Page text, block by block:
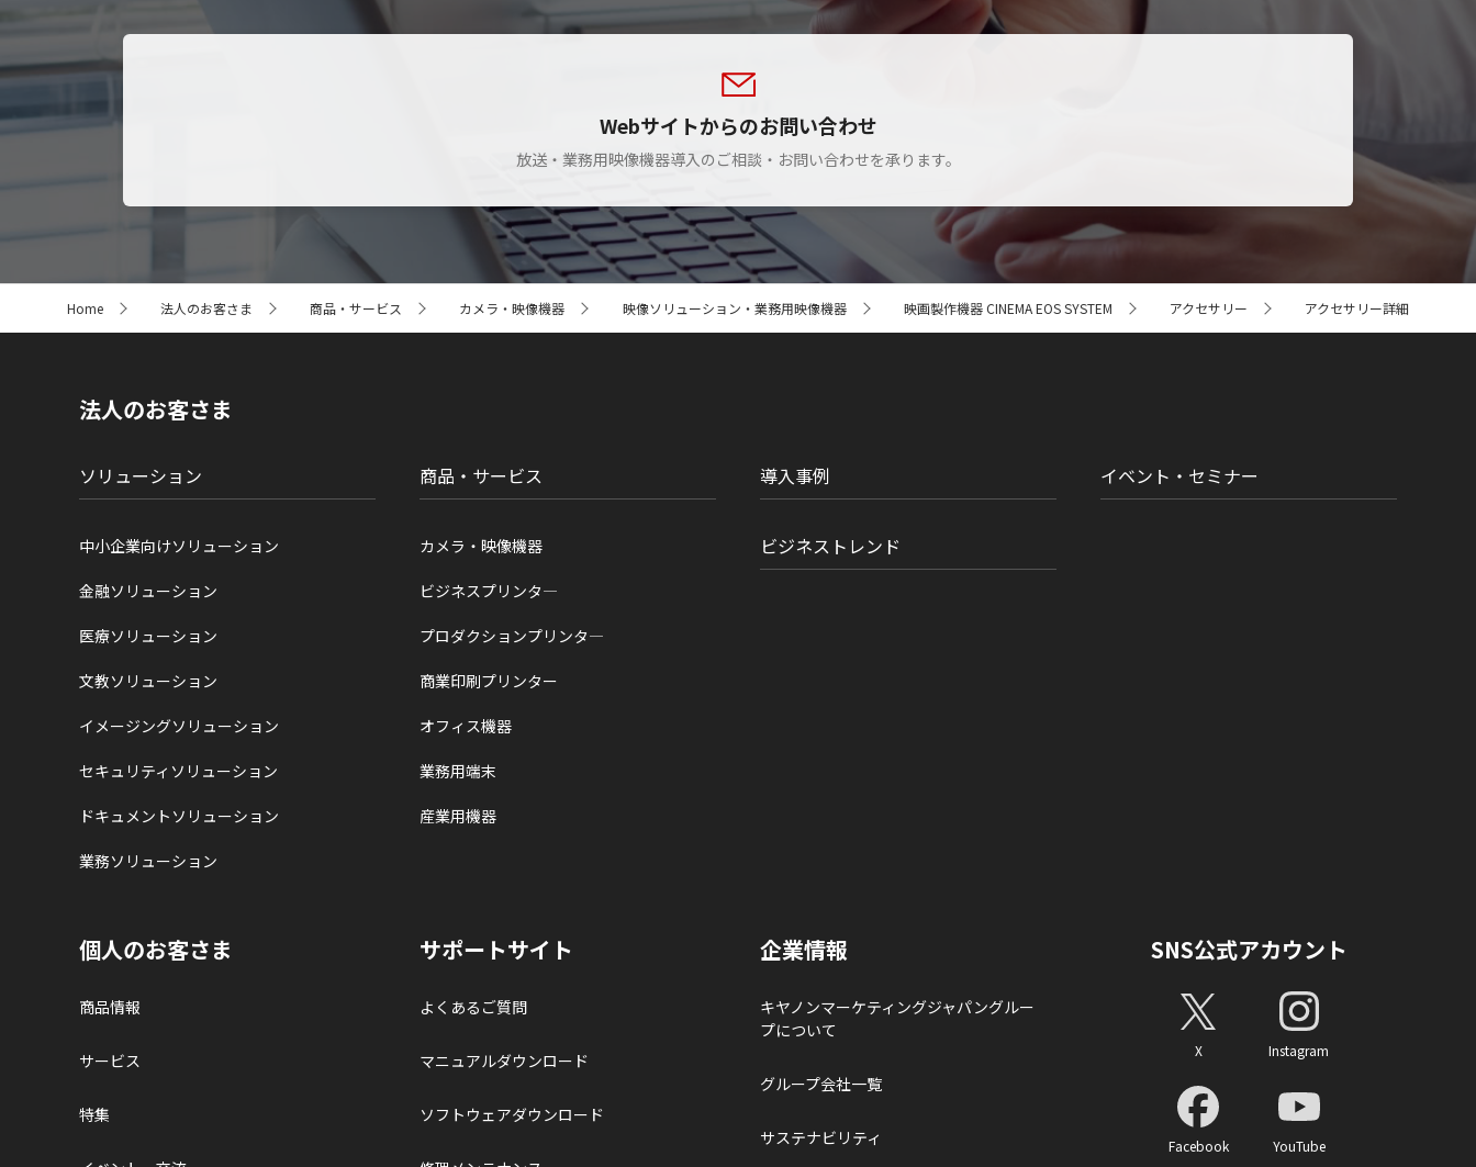
Webサイトからのお問い合わせ
放送・業務用映像機器導入のご相談・お問い合わせを承ります。
ト
Home 法人のお客さま 商品・サービス カメラ・映像機器 映像ソリューション・業務用映像機器 映画製作機器 CINEMA EOS SYSTEM アクセサリー アクセサリー詳細
法人のお客さま
ソリューション
中小企業向けソリューション
金融ソリューション
医療ソリューション
文教ソリューション
イメージングソリューション
セキュリティソリューション
ドキュメントソリューション
業務ソリューション
商品・サービス
カメラ・映像機器
ビジネスプリンタ―
プロダクションプリンタ―
商業印刷プリンター
オフィス機器
業務用端末
産業用機器
導入事例
ビジネストレンド
イベント・セミナー
個人のお客さま
商品情報
サービス
特集
サポートサイト
よくあるご質問
マニュアルダウンロード
ソフトウェアダウンロード
企業情報
キヤノンマーケティングジャパングルー
プについて
グループ会社一覧
サステナビリティ
SNS公式アカウント
X Instagram
Facebook YouTube